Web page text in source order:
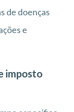
de doenças
e
imposto